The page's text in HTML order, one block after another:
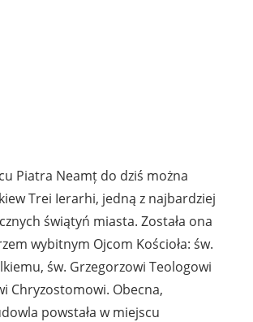
Piatra Neamț do dziś można
Trei Ierarhi, jedną z najbardziej
świątyń miasta. Została ona
wybitnym Ojcom Kościoła: św.
św. Grzegorzowi Teologowi
Chryzostomowi. Obecna,
powstała w miejscu